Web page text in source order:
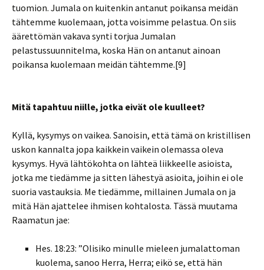
tuomion. Jumala on kuitenkin antanut poikansa meidän
tähtemme kuolemaan, jotta voisimme pelastua. On siis
äärettömän vakava synti torjua Jumalan
pelastussuunnitelma, koska Hän on antanut ainoan
poikansa kuolemaan meidän tähtemme.[9]
Mitä tapahtuu niille, jotka eivät ole kuulleet?
Kyllä, kysymys on vaikea. Sanoisin, että tämä on kristillisen
uskon kannalta jopa kaikkein vaikein olemassa oleva
kysymys. Hyvä lähtökohta on lähteä liikkeelle asioista,
jotka me tiedämme ja sitten lähestyä asioita, joihin ei ole
suoria vastauksia. Me tiedämme, millainen Jumala on ja
mitä Hän ajattelee ihmisen kohtalosta. Tässä muutama
Raamatun jae:
Hes. 18:23: ”Olisiko minulle mieleen jumalattoman
kuolema, sanoo Herra, Herra; eikö se, että hän